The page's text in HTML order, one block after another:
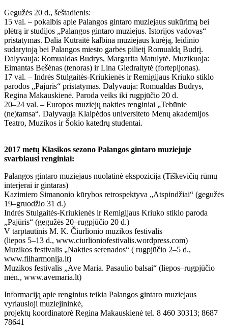
Gegužės 20 d., šeštadienis:
15 val. – pokalbis apie Palangos gintaro muziejaus sukūrimą bei
plėtrą ir studijos „Palangos gintaro muziejus. Istorijos vadovas“
pristatymas. Dalia Kutraitė kalbina muziejaus kūrėją, leidinio
sudarytoją bei Palangos miesto garbės pilietį Romualdą Budrį.
Dalyvauja: Romualdas Budrys, Margarita Matulytė. Muzikuoja:
Eimantas Bešėnas (tenoras) ir Lina Giedraitytė (fortepijonas).
17 val. – Indrės Stulgaitės-Kriukienės ir Remigijaus Kriuko stiklo
parodos „Pajūris“ pristatymas. Dalyvauja: Romualdas Budrys,
Regina Makauskienė. Paroda veiks iki rugpjūčio 20 d.
20–24 val. – Europos muziejų nakties renginiai „Tebūnie
(ne)tamsa“. Dalyvauja Klaipėdos universiteto Menų akademijos
Teatro, Muzikos ir Šokio katedrų studentai.
2017 metų Klasikos sezono Palangos gintaro muziejuje
svarbiausi renginiai:
Palangos gintaro muziejaus nuolatinė ekspozicija (Tiškevičių rūmų
interjerai ir gintaras)
Kazimiero Simanonio kūrybos retrospektyva „Atspindžiai“ (gegužės
19–gruodžio 31 d.)
Indrės Stulgaitės-Kriukienės ir Remigijaus Kriuko stiklo paroda
„Pajūris“ (gegužės 20–rugpjūčio 20 d.)
V tarptautinis M. K. Čiurlionio muzikos festivalis
(liepos 5–13 d., www.ciurlioniofestivalis.wordpress.com)
Muzikos festivalis „Nakties serenados“ ( rugpjūčio 2–5 d.,
www.filharmonija.lt)
Muzikos festivalis „Ave Maria. Pasaulio balsai“ (liepos–rugpjūčio
mėn., www.avemaria.lt)
Informaciją apie renginius teikia Palangos gintaro muziejaus
vyriausioji muziejininkė,
projektų koordinatorė Regina Makauskienė tel. 8 460 30313; 8687
78641